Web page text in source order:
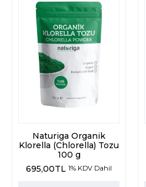
Naturiga Organik
Klorella (Chlorella) Tozu
100 g
695,00TL 1% KDV Dahil